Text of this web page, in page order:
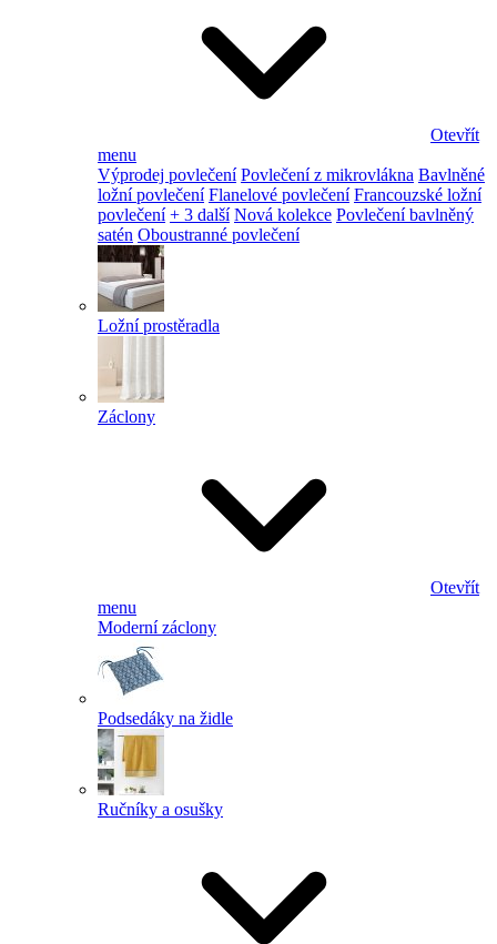
Otevřít
menu
Výprodej povlečení Povlečení z mikrovlákna Bavlněné
ložní povlečení Flanelové povlečení Francouzské ložní
povlečení + 3 další Nová kolekce Povlečení bavlněný
satén Oboustranné povlečení
Ložní prostěradla
Záclony
Otevřít
menu
Moderní záclony
Podsedáky na židle
Ručníky a osušky